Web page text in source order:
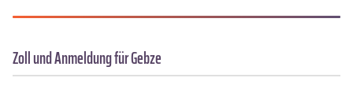
Zoll und Anmeldung für Gebze